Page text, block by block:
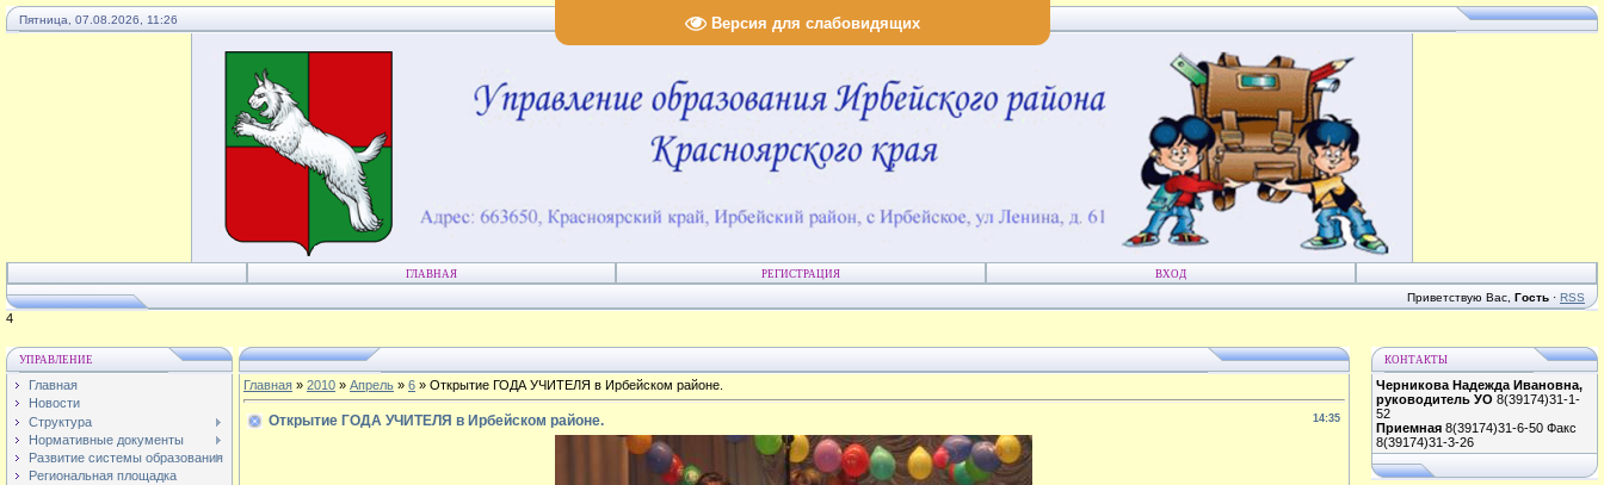
Версия для слабовидящих
Пятница, 07.08.2026, 11:26
ГЛАВНАЯ РЕГИСТРАЦИЯ ВХОД
Приветствую Вас Гость · RSS
1
УПРАВЛЕНИЕ
Главная
Новости
Структура
Нормативные документы
Развитие системы образования
Региональная площадка
Главная » 2010 » Апрель » 6 » Открытие ГОДА УЧИТЕЛЯ в Ирбейском районе.
14:35
Открытие ГОДА УЧИТЕЛЯ в Ирбейском районе.
КОНТАКТЫ
Черникова Надежда Ивановна,
руководитель УО 8(39174)31-1-
52
Приемная 8(39174)31-6-50 Факс
8(39174)31-3-26